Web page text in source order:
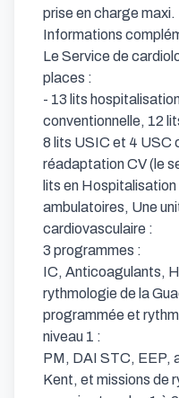
prise en charge maxi.
Informations
Le Service de
places :
- 13 lits
conventionnelle, 12
8 lits USIC et 4 USC
réadaptation CV (le
lits en
ambulatoires, Une
cardiovasculaire :
3 programmes :
IC, Anticoagulants,
rythmologie de la
programmée et
niveau 1 :
PM, DAI STC, EEP,
Kent, et missions de